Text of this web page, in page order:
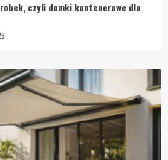
czyli domki kontenerowe dla